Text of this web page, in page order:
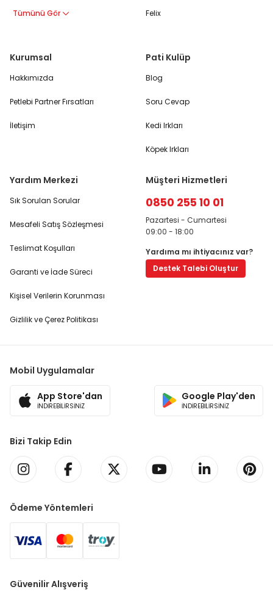
Tümünü Gör
Felix
Kurumsal
Hakkımızda
Petlebi Partner Fırsatları
İletişim
Pati Kulüp
Blog
Soru Cevap
Kedi Irkları
Köpek Irkları
Yardım Merkezi
Sık Sorulan Sorular
Mesafeli Satış Sözleşmesi
Teslimat Koşulları
Garanti ve İade Süreci
Kişisel Verilerin Korunması
Gizlilik ve Çerez Politikası
Müşteri Hizmetleri
0850 255 10 01
Pazartesi - Cumartesi
09:00 - 18:00
Yardıma mı ihtiyacınız var?
Destek Talebi Oluştur
Mobil Uygulamalar
App Store'dan
İNDİREBİLİRSİNİZ
Google Play'den
İNDİREBİLİRSİNİZ
Bizi Takip Edin
Ödeme Yöntemleri
Güvenilir Alışveriş